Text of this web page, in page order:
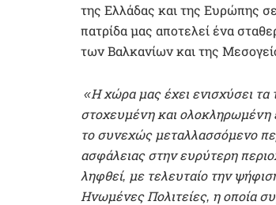
της Ελλάδας και της Ευρώπης
πατρίδα μας αποτελεί ένα
των Βαλκανίων και της
«Η χώρα μας έχει ενισχύσει τα
στοχευμένη και ολοκληρωμένη
το συνεχώς μεταλλασσόμενο
ασφάλειας στην ευρύτερη
ληφθεί, με τελευταίο την
Ηνωμένες Πολιτείες, η οποία